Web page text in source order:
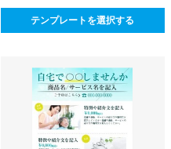
テンプレートを選択する